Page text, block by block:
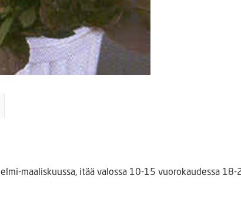
maaliskuussa, itää valossa 10-15 vuorokaudessa